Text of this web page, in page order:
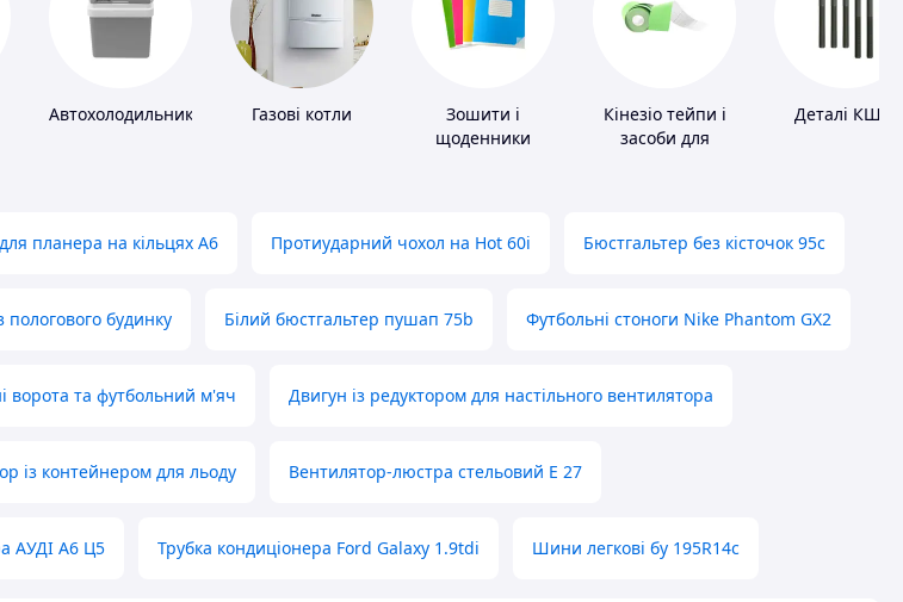
Автохолодильники Газові котли
Зошити і
щоденники
Кінезіо тейпи і
засоби для
Деталі КШМ
планера на кільцях А6 Протиударний чохол на Hot 60i Бюстгальтер без кісточок 95с
будинку Білий бюстгальтер пушап 75b Футбольні стоноги Nike Phantom GX2
ворота та футбольний м'яч Двигун із редуктором для настільного вентилятора
із контейнером для льоду Вентилятор-люстра стельовий E 27
АУДІ А6 Ц5 Трубка кондиціонера Ford Galaxy 1.9tdi Шини легкові бу 195R14c